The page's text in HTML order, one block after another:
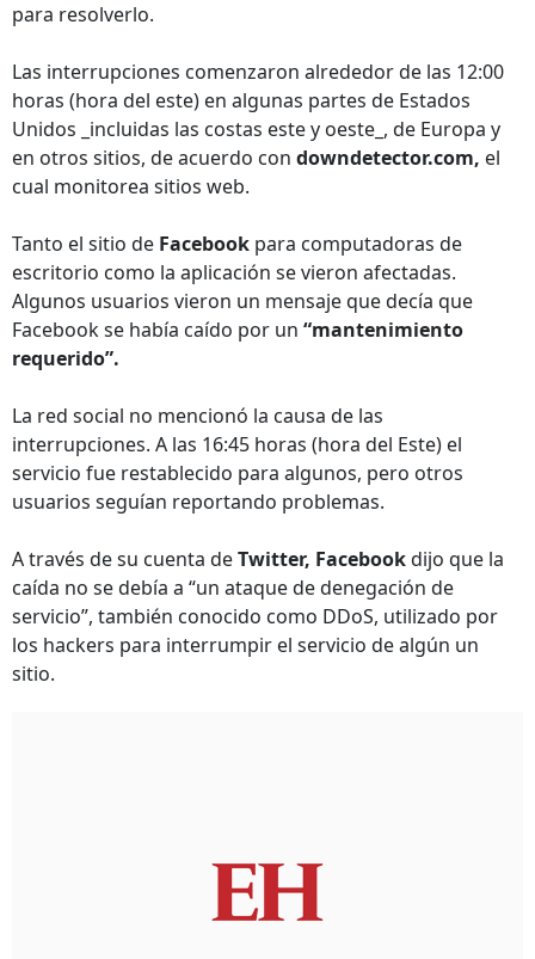
para resolverlo.
Las interrupciones comenzaron alrededor de las 12:00
horas (hora del este) en algunas partes de Estados
Unidos _incluidas las costas este y oeste_, de Europa y
en otros sitios, de acuerdo con downdetector.com, el
cual monitorea sitios web.
Tanto el sitio de Facebook para computadoras de
escritorio como la aplicación se vieron afectadas.
Algunos usuarios vieron un mensaje que decía que
Facebook se había caído por un “mantenimiento
requerido”.
La red social no mencionó la causa de las
interrupciones. A las 16:45 horas (hora del Este) el
servicio fue restablecido para algunos, pero otros
usuarios seguían reportando problemas.
A través de su cuenta deTwitter, Facebookdijo que la
caída no se debía a “un ataque de denegación de
servicio”, también conocido como DDoS, utilizado por
los hackers para interrumpir el servicio de algún un
sitio.